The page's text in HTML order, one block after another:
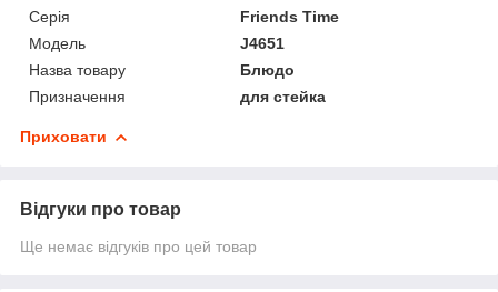
Серія
Friends Time
Мoдель
J4651
Назва товару
Блюдо
Призначення
для стейка
Приховати
Відгуки про товар
Ще немає відгуків про цей товар